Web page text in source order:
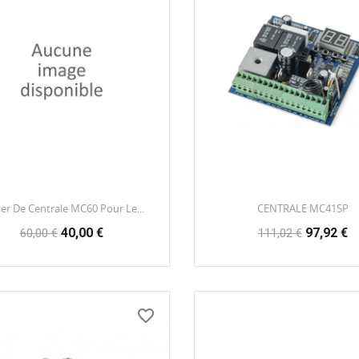
De Centrale MC60 Pour Le...
Prix
60,00 € Prix
40,00 €
CENTRALE MC41SP
Prix
111,02 € Prix
97,92 €
favorite_border